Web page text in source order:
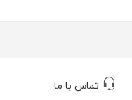
تماس با ما